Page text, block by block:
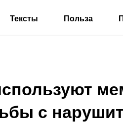
Тексты Польза
с